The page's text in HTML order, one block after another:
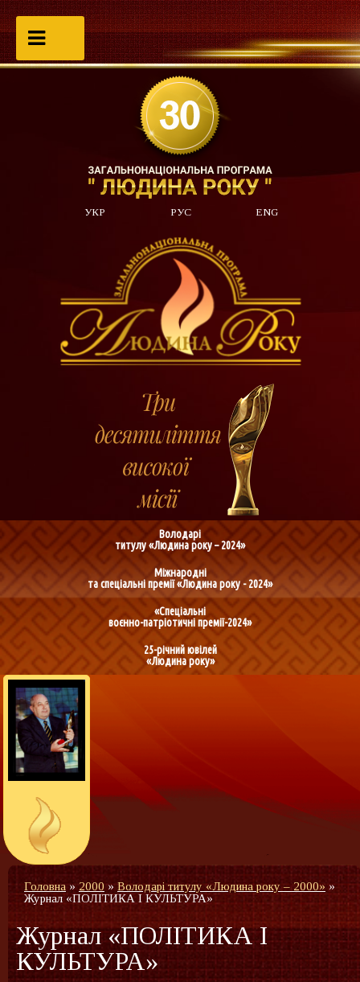
УКР РУС ENG
Володарі
титулу «Людина року – 2024»
Міжнародні
та спеціальні премії «Людина року - 2024»
«Спеціальні
воєнно-патріотичні премії-2024»
25-річний ювілей
«Людина року»
Головна»2000»Володарі титулу «Людина року – 2000» »
Журнал «ПОЛІТИКА І КУЛЬТУРА»
Журнал «ПОЛІТИКА І
КУЛЬТУРА»